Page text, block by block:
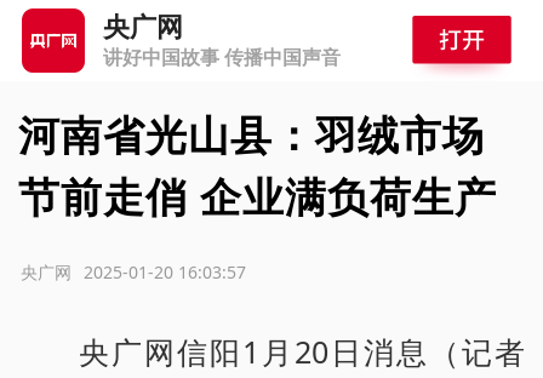
央广网
讲好中国故事 传播中国声音
河南省光山县：羽绒市场
节前走俏 企业满负荷生产
2025-01-20 16:03:57
央广网
央广网信阳1月20日消息（记者